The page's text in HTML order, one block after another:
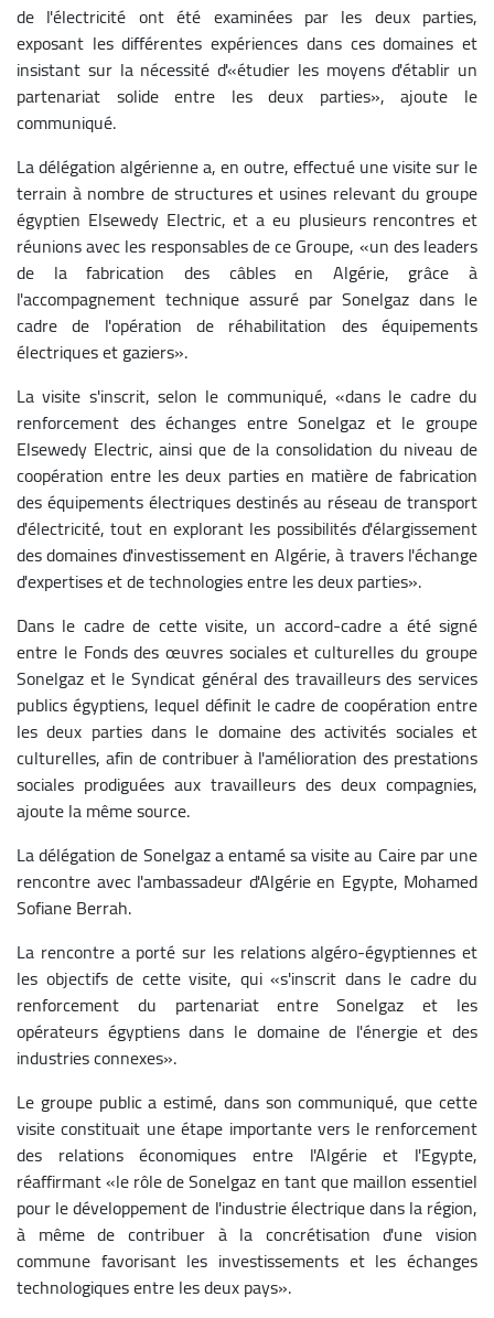
de l'électricité ont été examinées par les deux parties,
exposant les différentes expériences dans ces domaines et
insistant sur la nécessité d'«étudier les moyens d'établir un
partenariat solide entre les deux parties», ajoute le
communiqué.
La délégation algérienne a, en outre, effectué une visite sur le
terrain à nombre de structures et usines relevant du groupe
égyptien Elsewedy Electric, et a eu plusieurs rencontres et
réunions avec les responsables de ce Groupe, «un des leaders
de la fabrication des câbles en Algérie, grâce à
l'accompagnement technique assuré par Sonelgaz dans le
cadre de l'opération de réhabilitation des équipements
électriques et gaziers».
La visite s'inscrit, selon le communiqué, «dans le cadre du
renforcement des échanges entre Sonelgaz et le groupe
Elsewedy Electric, ainsi que de la consolidation du niveau de
coopération entre les deux parties en matière de fabrication
des équipements électriques destinés au réseau de transport
d'électricité, tout en explorant les possibilités d'élargissement
des domaines d'investissement en Algérie, à travers l'échange
d'expertises et de technologies entre les deux parties».
Dans le cadre de cette visite, un accord-cadre a été signé
entre le Fonds des œuvres sociales et culturelles du groupe
Sonelgaz et le Syndicat général des travailleurs des services
publics égyptiens, lequel définit le cadre de coopération entre
les deux parties dans le domaine des activités sociales et
culturelles, afin de contribuer à l'amélioration des prestations
sociales prodiguées aux travailleurs des deux compagnies,
ajoute la même source.
La délégation de Sonelgaz a entamé sa visite au Caire par une
rencontre avec l'ambassadeur d'Algérie en Egypte, Mohamed
Sofiane Berrah.
La rencontre a porté sur les relations algéro-égyptiennes et
les objectifs de cette visite, qui «s'inscrit dans le cadre du
renforcement du partenariat entre Sonelgaz et les
opérateurs égyptiens dans le domaine de l'énergie et des
industries connexes».
Le groupe public a estimé, dans son communiqué, que cette
visite constituait une étape importante vers le renforcement
des relations économiques entre l'Algérie et l'Egypte,
réaffirmant «le rôle de Sonelgaz en tant que maillon essentiel
pour le développement de l'industrie électrique dans la région,
à même de contribuer à la concrétisation d'une vision
commune favorisant les investissements et les échanges
technologiques entre les deux pays».